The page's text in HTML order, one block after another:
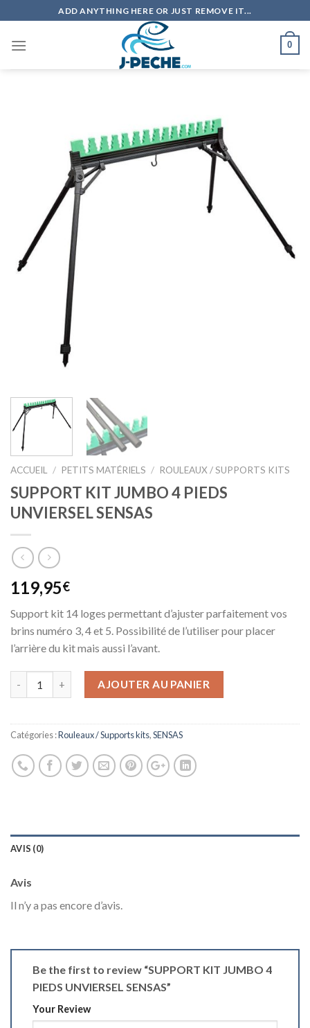
to
content
ADD ANYTHING HERE OR JUST REMOVE IT...
0
ACCUEIL / PETITS MATÉRIELS / ROULEAUX / SUPPORTS KITS
SUPPORT KIT JUMBO 4 PIEDS
UNVIERSEL SENSAS
119,95€
Support kit 14 loges permettant d’ajuster parfaitement vos
brins numéro 3, 4 et 5. Possibilité de l’utiliser pour placer
l’arrière du kit mais aussi l’avant.
AJOUTER AU PANIER
Catégories :Rouleaux / Supports kits,SENSAS
AVIS (0)
Avis
Il n’y a pas encore d’avis.
Be the first to review “SUPPORT KIT JUMBO 4
PIEDS UNVIERSEL SENSAS”
Your Review